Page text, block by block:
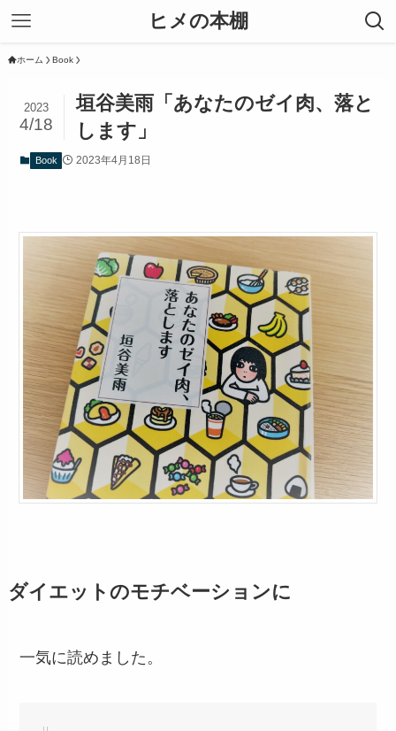
ヒメの本棚
ホーム Book
垣谷美雨「あなたのゼイ肉、落と
します」
2023
4/18
Book 2023年4月18日
ダイエットのモチベーションに
一気に読めました。